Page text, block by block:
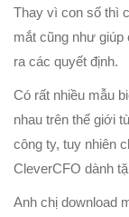
Thay vì con số thì
mắt cũng như giúp
ra các quyết định.
Có rất nhiều mẫu
nhau trên thế giới
công ty, tuy nhiên
CleverCFO dành
Anh chị download